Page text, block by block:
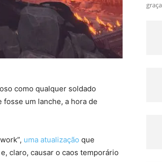
como qualquer soldado
um lanche, a hora de
uma atualização que
claro, causar o caos temporário